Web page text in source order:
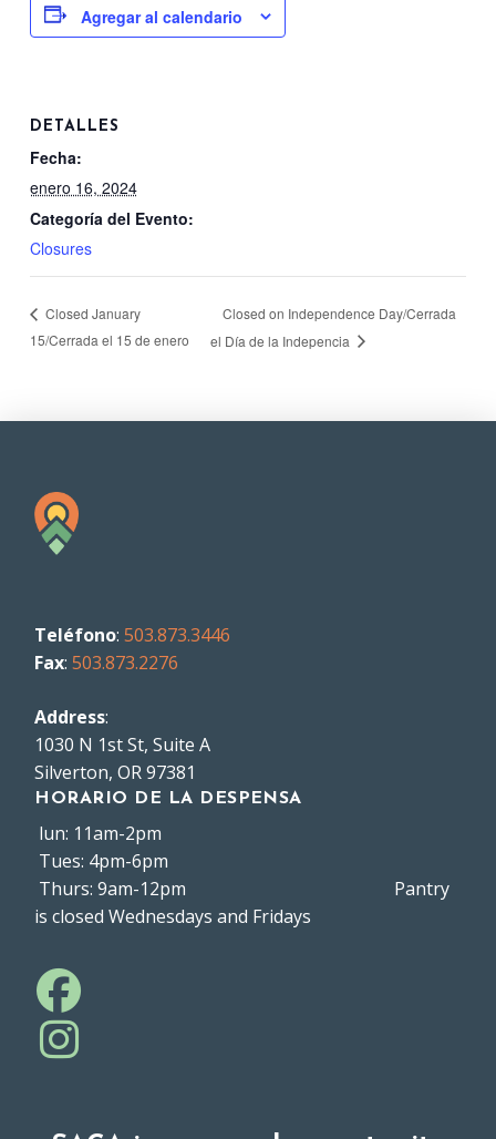
Agregar al calendario
DETALLES
Fecha:
enero 16, 2024
Categoría del Evento:
Closures
Closed January
15/Cerrada el 15 de enero
Closed on Independence Day/Cerrada
el Día de la Indepencia
Teléfono:503.873.3446
Fax:503.873.2276
Address:
1030 N 1st St, Suite A
Silverton, OR 97381
HORARIO DE LA DESPENSA
lun: 11am-2pm
Tues: 4pm-6pm
Thurs: 9am-12pm Pantry
is closed Wednesdays and Fridays